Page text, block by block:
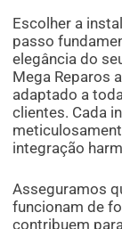
Escolher a
passo
elegância do
Mega Reparos
adaptado a
clientes. Cada
integração
Asseguramos
funcionam de
contribuem